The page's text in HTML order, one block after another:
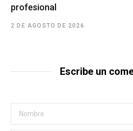
profesional
2 DE AGOSTO DE 2026
Escribe un